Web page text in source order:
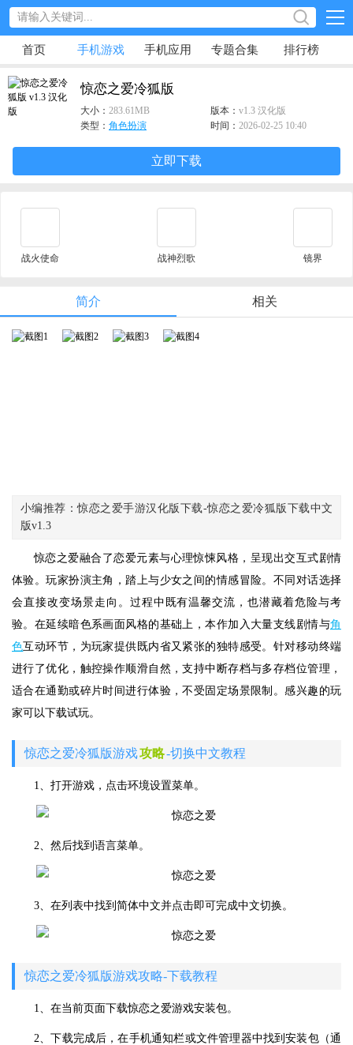
首页 手机游戏 手机应用 专题合集 排行榜
惊恋之爱冷狐版
大小： 283.61MB 版本： v1.3 汉化版
类型： 角色扮演 时间： 2026-02-25 10:40
立即下载
战火使命 战神烈歌 镜界
简介 相关
小编推荐：惊恋之爱手游汉化版下载-惊恋之爱冷狐版下载中文
版v1.3
惊恋之爱融合了恋爱元素与心理惊悚风格，呈现出交互式剧情
体验。玩家扮演主角，踏上与少女之间的情感冒险。不同对话选择
会直接改变场景走向。过程中既有温馨交流，也潜藏着危险与考
验。在延续暗色系画面风格的基础上，本作加入大量支线剧情与角
色互动环节，为玩家提供既内省又紧张的独特感受。针对移动终端
进行了优化，触控操作顺滑自然，支持中断存档与多存档位管理，
适合在通勤或碎片时间进行体验，不受固定场景限制。感兴趣的玩
家可以下载试玩。
惊恋之爱冷狐版游戏攻略-切换中文教程
1、打开游戏，点击环境设置菜单。
2、然后找到语言菜单。
3、在列表中找到简体中文并点击即可完成中文切换。
惊恋之爱冷狐版游戏攻略-下载教程
1、在当前页面下载惊恋之爱游戏安装包。
2、下载完成后，在手机通知栏或文件管理器中找到安装包（通